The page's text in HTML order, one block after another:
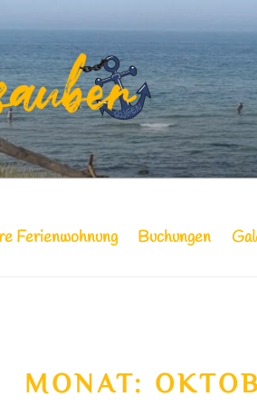
|
Ferienwohnung Buchungen
MONAT: